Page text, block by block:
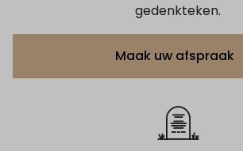
gedenkteken.
Maak uw afspraak